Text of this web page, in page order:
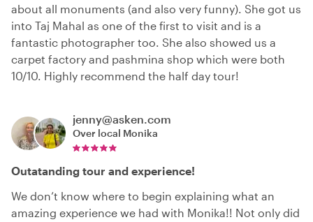
about all monuments (and also very funny). She got us
into Taj Mahal as one of the first to visit and is a
fantastic photographer too. She also showed us a
carpet factory and pashmina shop which were both
10/10. Highly recommend the half day tour!
jenny@asken.com
Over local Monika
Outatanding tour and experience!
We don’t know where to begin explaining what an
amazing experience we had with Monika!! Not only did